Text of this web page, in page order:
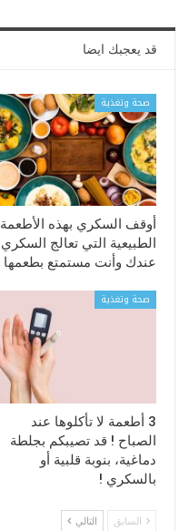
قد يعجبك ايضا
صحة وتغذية
أوقف السكري بهذه الأطعمة
الطبيعية التي تعالج السكري
عندك وأنت مستمتع بطعمها
صحة وتغذية
3 أطعمة لا تأكلوها عند
الصباح ! قد تصيبكم بجلطة
دماغية، بنوبة قلبية أو
بالسكري !
السابق التالي